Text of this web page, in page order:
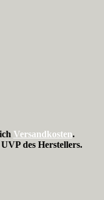
Versandkosten.
des Herstellers.